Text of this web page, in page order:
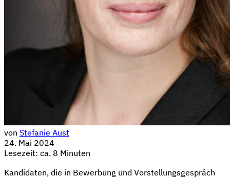
von Stefanie Aust
24. Mai 2024
Lesezeit: ca. 8 Minuten
Kandidaten, die in Bewerbung und Vorstellungsgespräch